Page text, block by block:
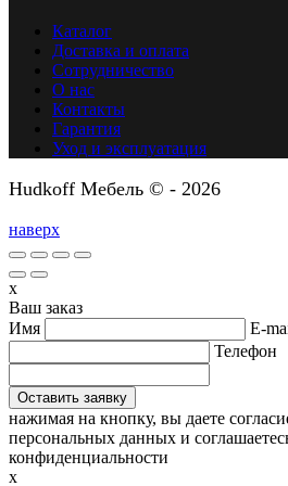
Каталог
Доставка и оплата
Сотрудничество
О нас
Контакты
Гарантия
Уход и эксплуатация
Hudkoff Мебель © - 2026
наверх
x
Ваш заказ
Имя
E-
Телефон
нажимая на кнопку, вы даете
персональных данных и
конфиденциальности
x